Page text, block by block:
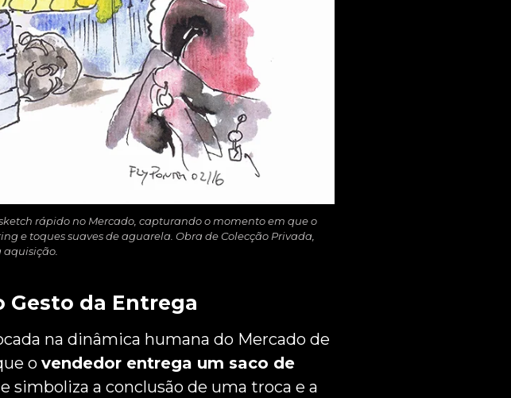
rápido no Mercado, capturando o momento em que o
e toques suaves de aguarela. Obra de Colecção Privada,
aquisição.
Gesto da Entrega
na dinâmica humana do Mercado de
o vendedor entrega um saco de
a conclusão de uma troca e a